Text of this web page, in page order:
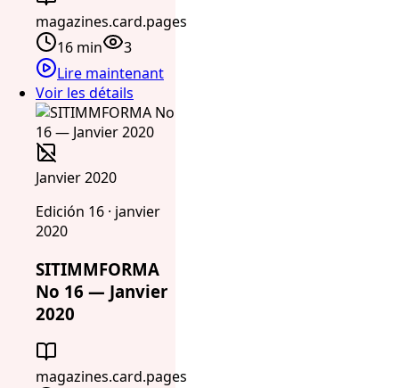
magazines.card.pages
16 min
3
Lire maintenant
Voir les détails
Janvier 2020
Edición 16 · janvier
2020
SITIMMFORMA
No 16 — Janvier
2020
magazines.card.pages